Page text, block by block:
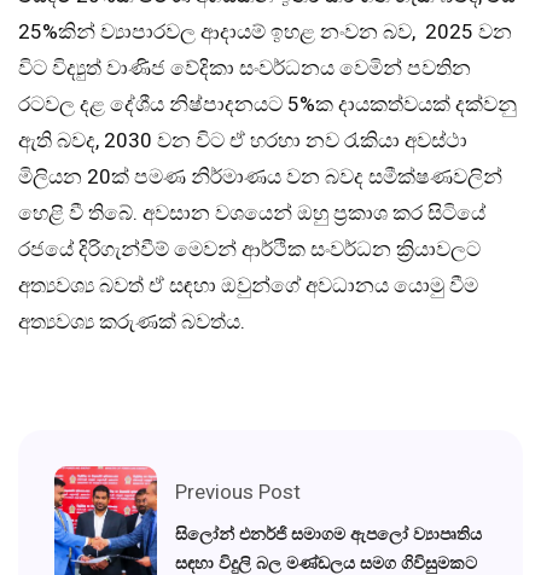
25%කින් ව්‍යාපාරවල ආදායම් ඉහළ නංවන බව, 2025 වන
විට විද්‍යුත් වාණිජ වේදිකා සංවර්ධනය වෙමින් පවතින
රටවල දළ දේශීය නිෂ්පාදනයට 5%ක දායකත්වයක් දක්වනු
ඇති බවද, 2030 වන විට ඒ හරහා නව රැකියා අවස්ථා
මිලියන 20ක් පමණ නිර්මාණය වන බවද සමීක්ෂණවලින්
හෙළි වී තිබේ. අවසාන වශයෙන් ඔහු ප්‍රකාශ කර සිටියේ
රජයේ දිරිගැන්වීම් මෙවන් ආර්ථික සංවර්ධන ක්‍රියාවලට
අත්‍යවශ්‍ය බවත් ඒ සඳහා ඔවුන්ගේ අවධානය යොමු වීම
අත්‍යවශ්‍ය කරුණක් බවත්ය.
Previous Post
සිලෝන් එනර්ජි සමාගම ඇපලෝ ව්‍යාපෘතිය
සඳහා විදුලි බල මණ්ඩලය සමග ගිවිසුමකට